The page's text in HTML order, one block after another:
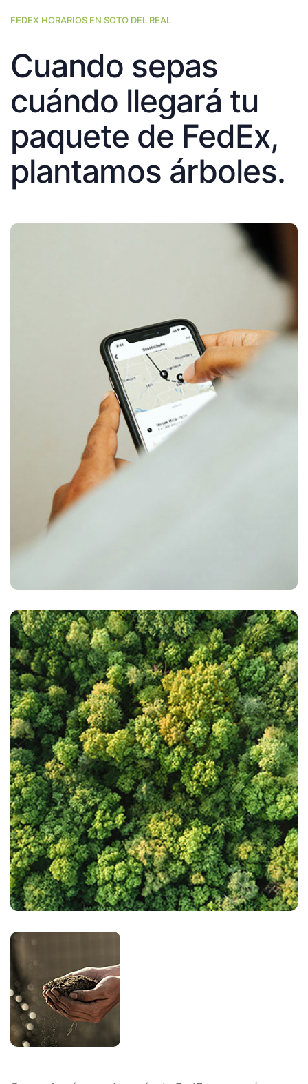
FEDEX HORARIOS EN SOTO DEL REAL
Cuando sepas
cuándo llegará tu
paquete de FedEx,
plantamos árboles.